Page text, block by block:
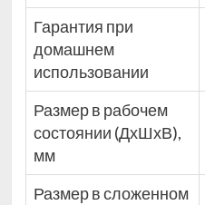
Гарантия при
домашнем
использовании
Размер в рабочем
состоянии (ДхШхВ),
мм
Размер в сложенном